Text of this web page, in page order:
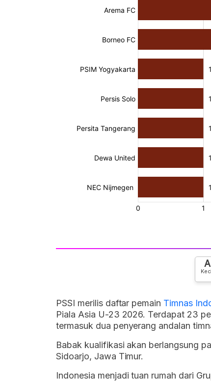
A
PSSI merilis daftar pemain Timnas
Piala Asia U-23 2026. Terdapat 23
termasuk dua penyerang andalan
Babak kualifikasi akan berlangsung
Sidoarjo, Jawa Timur.
Indonesia menjadi tuan rumah dari